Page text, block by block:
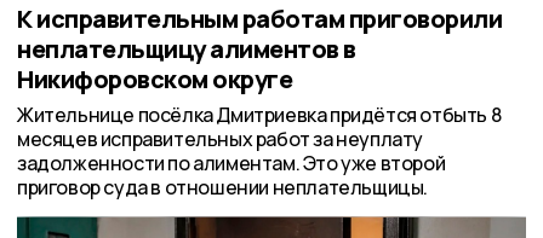
К исправительным работам приговорили
неплательщицу алиментов в
Никифоровском округе
Жительнице посёлка Дмитриевка придётся отбыть 8
месяцев исправительных работ за неуплату
задолженности по алиментам. Это уже второй
приговор суда в отношении неплательщицы.